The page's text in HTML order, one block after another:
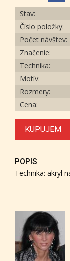
Stav:
Číslo položky:
Počet návštev:
Značenie:
Technika:
Motív:
Rozmery:
Cena:
KUPUJEM
POPIS
Technika: akryl